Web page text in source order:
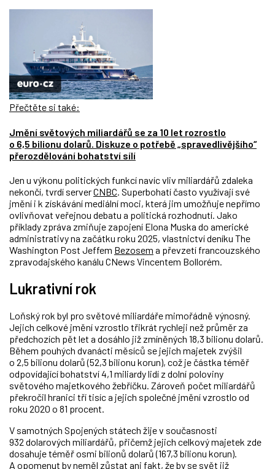
Přečtěte si také:
Jmění světových miliardářů se za 10 let rozrostlo
o 6,5 bilionu dolarů. Diskuze o potřebě „spravedlivějšího“
přerozdělování bohatství sílí
Jen u výkonu politických funkcí navíc vliv miliardářů zdaleka
nekončí, tvrdí serverCNBC. Superbohatí často využívají své
jmění i k získávání mediální moci, která jim umožňuje nepřímo
ovlivňovat veřejnou debatu a politická rozhodnutí. Jako
příklady zpráva zmiňuje zapojení Elona Muska do americké
administrativy na začátku roku 2025, vlastnictví deníku The
Washington Post Jeffem Bezosem a převzetí francouzského
zpravodajského kanálu CNews Vincentem Bollorém.
Lukrativní rok
Loňský rok byl pro světové miliardáře mimořádně výnosný.
Jejich celkové jmění vzrostlo třikrát rychleji než průměr za
předchozích pět let a dosáhlo již zmíněných 18,3 bilionu dolarů.
Během pouhých dvanácti měsíců se jejich majetek zvýšil
o 2,5 bilionu dolarů (52,3 bilionu korun), což je částka téměř
odpovídající bohatství 4,1 miliardy lidí z dolní poloviny
světového majetkového žebříčku. Zároveň počet miliardářů
překročil hranici tří tisíc a jejich společné jmění vzrostlo od
roku 2020 o 81 procent.
V samotných Spojených státech žije v současnosti
932 dolarových miliardářů, přičemž jejich celkový majetek zde
dosahuje téměř osmi bilionů dolarů (167,3 bilionu korun).
A opomenut by neměl zůstat ani fakt, že by se svět již